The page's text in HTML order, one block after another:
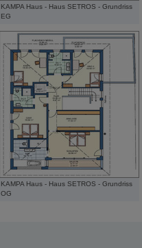
KAMPA Haus - Haus SETROS - Grundriss
EG
KAMPA Haus - Haus SETROS - Grundriss
OG